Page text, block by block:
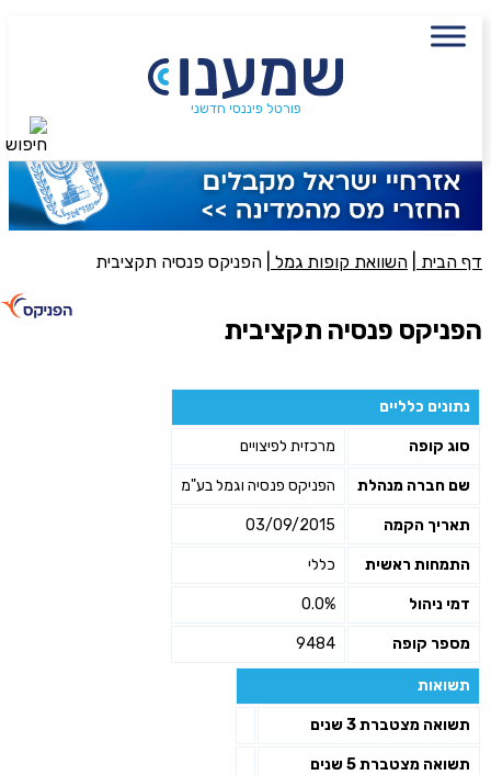
פורטל פיננסי חדשני
דף הבית השוואת קופות גמל הפניקס פנסיה תקציבית
הפניקס פנסיה תקציבית
נתונים כלליים
סוג קופה מרכזית לפיצויים
שם חברה מנהלת הפניקס פנסיה וגמל בע"מ
תאריך הקמה 03/09/2015
התמחות ראשית כללי
דמי ניהול 0.0%
מספר קופה 9484
תשואות
תשואה מצטברת 3 שנים
תשואה מצטברת 5 שנים
שם מלא
פעולה נדרשת
סכום חיסכון בקרן
אני מאשר את תנאיי השימוש והפרטיות של האתר
מאשר כי פרטיי ישמשו לקבלת פניות והצעות שיווקיות למוצרים
פנסיוניים\ביטוח באמצעות טלפון, מייל או SMS מאיתנו או צד שלישי
שליחה
חיפוש